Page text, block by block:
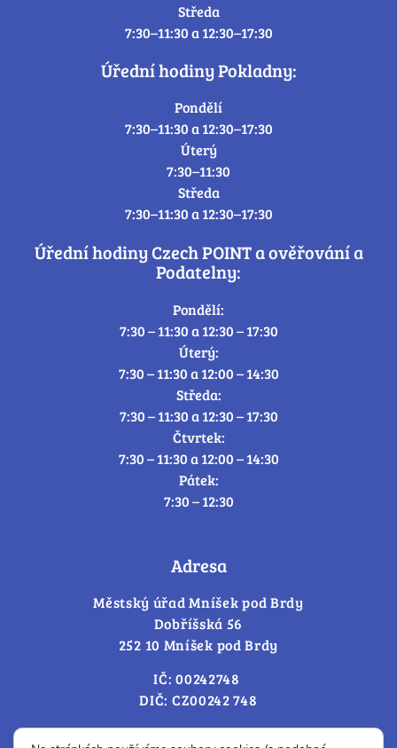
Středa
7:30–11:30 a 12:30–17:30
Úřední hodiny Pokladny:
Pondělí
7:30–11:30 a 12:30–17:30
Úterý
7:30–11:30
Středa
7:30–11:30 a 12:30–17:30
Úřední hodiny Czech POINT a ověřování a
Podatelny:
Pondělí:
7:30 – 11:30 a 12:30 – 17:30
Úterý:
7:30 – 11:30 a 12:00 – 14:30
Středa:
7:30 – 11:30 a 12:30 – 17:30
Čtvrtek:
7:30 – 11:30 a 12:00 – 14:30
Pátek:
7:30 – 12:30
Adresa
Městský úřad Mníšek pod Brdy
Dobříšská 56
252 10 Mníšek pod Brdy
IČ: 00242748
DIČ: CZ00242 748
Cookies – změna souhlasu